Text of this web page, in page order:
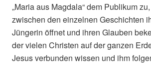
„Maria aus Magdala“ dem Publikum
zwischen den einzelnen Geschichten
Jüngerin öffnet und ihren Glauben
der vielen Christen auf der ganzen
Jesus verbunden wissen und ihm